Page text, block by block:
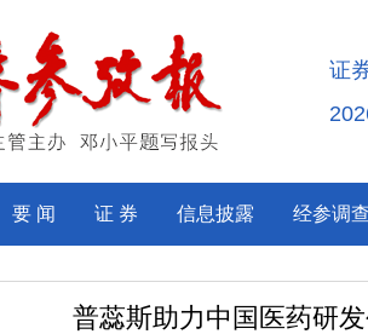
证
要 闻 证 券 信息披露 经参调查
普蕊斯助力中国医药研